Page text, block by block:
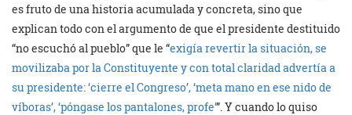
es fruto de una historia acumulada y concreta, sino que
explican todo con el argumento de que el presidente destituido
“no escuchó al pueblo” que le “exigía revertir la situación, se
movilizaba por la Constituyente y con total claridad advertía a
su presidente: ‘cierre el Congreso’, ‘meta mano en ese nido de
víboras’, ‘póngase los pantalones, profe’”. Y cuando lo quiso